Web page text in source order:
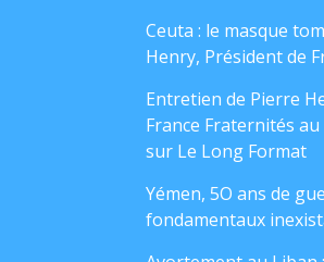
Ceuta : le masque
Henry, Président de
Entretien de Pierre
France Fraternités
sur Le Long Format
Yémen, 5O ans de
fondamentaux